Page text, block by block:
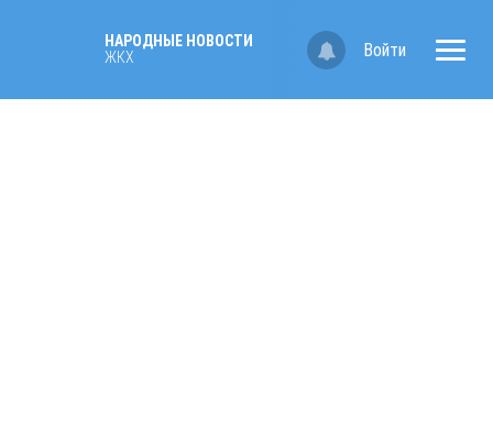
НАРОДНЫЕ НОВОСТИ
ЖКХ
Войти